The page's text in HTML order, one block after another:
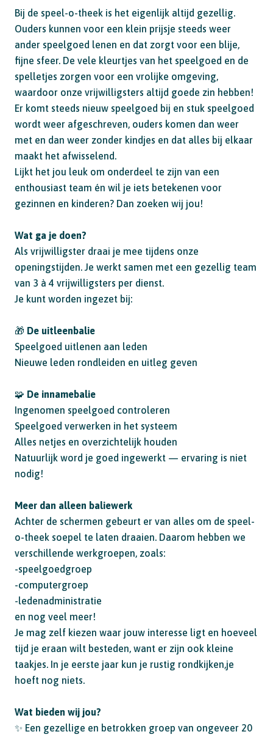
Bij de speel-o-theek is het eigenlijk altijd gezellig.
Ouders kunnen voor een klein prijsje steeds weer
ander speelgoed lenen en dat zorgt voor een blije,
fijne sfeer. De vele kleurtjes van het speelgoed en de
spelletjes zorgen voor een vrolijke omgeving,
waardoor onze vrijwilligsters altijd goede zin hebben!
Er komt steeds nieuw speelgoed bij en stuk speelgoed
wordt weer afgeschreven, ouders komen dan weer
met en dan weer zonder kindjes en dat alles bij elkaar
maakt het afwisselend.
Lijkt het jou leuk om onderdeel te zijn van een
enthousiast team én wil je iets betekenen voor
gezinnen en kinderen? Dan zoeken wij jou!
Wat ga je doen?
Als vrijwilligster draai je mee tijdens onze
openingstijden. Je werkt samen met een gezellig team
van 3 à 4 vrijwilligsters per dienst.
Je kunt worden ingezet bij:
🎁 De uitleenbalie
Speelgoed uitlenen aan leden
Nieuwe leden rondleiden en uitleg geven
🧩 De innamebalie
Ingenomen speelgoed controleren
Speelgoed verwerken in het systeem
Alles netjes en overzichtelijk houden
Natuurlijk word je goed ingewerkt — ervaring is niet
nodig!
Meer dan alleen baliewerk
Achter de schermen gebeurt er van alles om de speel-
o-theek soepel te laten draaien. Daarom hebben we
verschillende werkgroepen, zoals:
-speelgoedgroep
-computergroep
-ledenadministratie
en nog veel meer!
Je mag zelf kiezen waar jouw interesse ligt en hoeveel
tijd je eraan wilt besteden, want er zijn ook kleine
taakjes. In je eerste jaar kun je rustig rondkijken,je
hoeft nog niets.
Wat bieden wij jou?
✨ Een gezellige en betrokken groep van ongeveer 20